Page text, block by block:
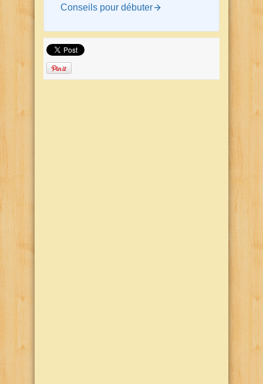
Conseils pour débuter